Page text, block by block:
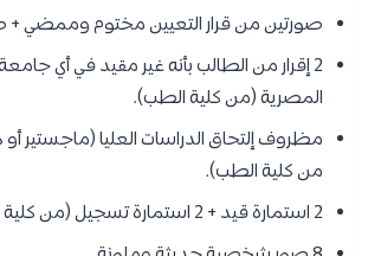
صورتين من قرار التعيين مختوم وممضي
2 إقرار من الطالب بأنه غير مقيد في أي
المصرية (من كلية الطب).
مظروف إلتحاق الدراسات العليا (ماجستير
من كلية الطب).
2 استمارة قيد + 2 استمارة تسجيل (من كلية الطب).